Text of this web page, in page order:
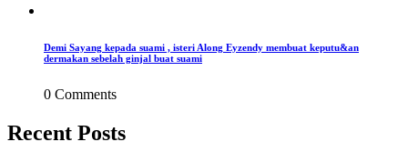
Demi Sayang kepada suami , isteri Along Eyzendy membuat keputu&an
dermakan sebelah ginjal buat suami
0 Comments
Recent Posts